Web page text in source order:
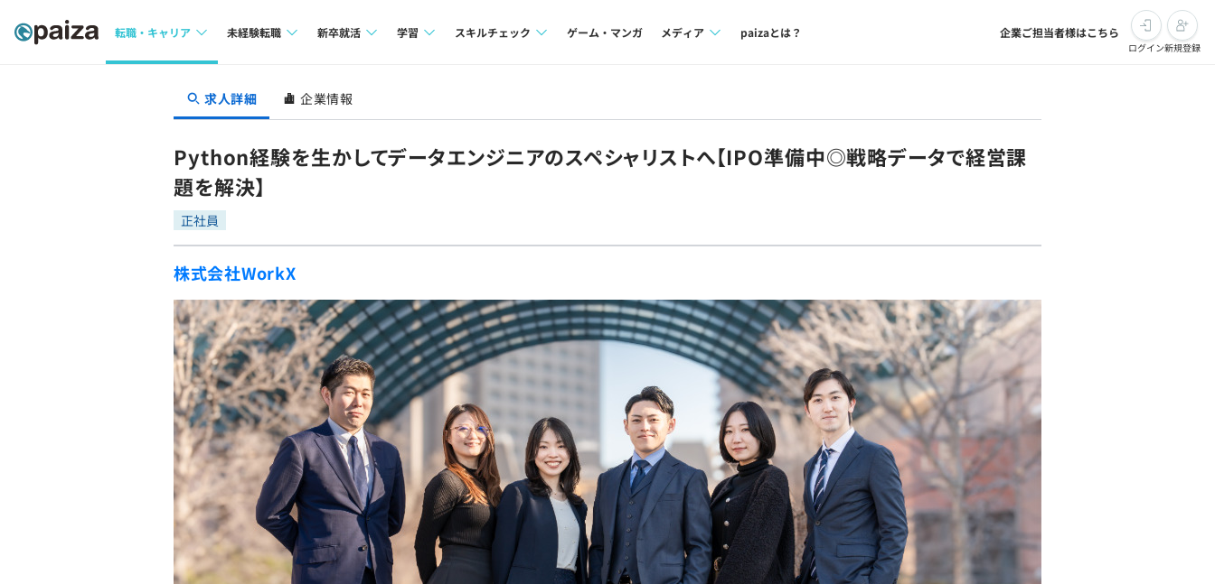
転職・キャリア
転職成功ガイド
未経験転職
求人検索
転職成功ガイド
新卒就活
本選考
就活成功ガイド
学習
4択課題
リファレンス
個人向けプラン
法人向けプラン
学校向けプラン
契約内容・クーポン
スキルチェック
評価結果一覧
ゲーム・マンガ メディア
note
paizaとは？ 企業ご担当者様はこちら
ログイン新規登録
求人詳細 企業情報
Python経験を生かしてデータエンジニアのスペシャリストへ【IPO準備中◎戦略データで経営課
題を解決】
正社員
株式会社WorkX